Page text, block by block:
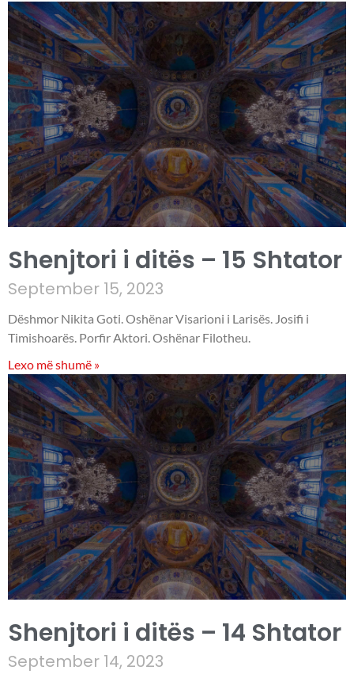
Shenjtori i ditës – 15 Shtator
September 15, 2023
Dëshmor Nikita Goti. Oshënar Visarioni i Larisës. Josifi i
Timishoarës. Porfir Aktori. Oshënar Filotheu.
Lexo më shumë »
Shenjtori i ditës – 14 Shtator
September 14, 2023